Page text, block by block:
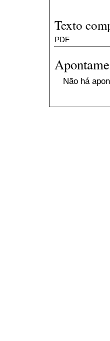
Texto
PDF
Não há